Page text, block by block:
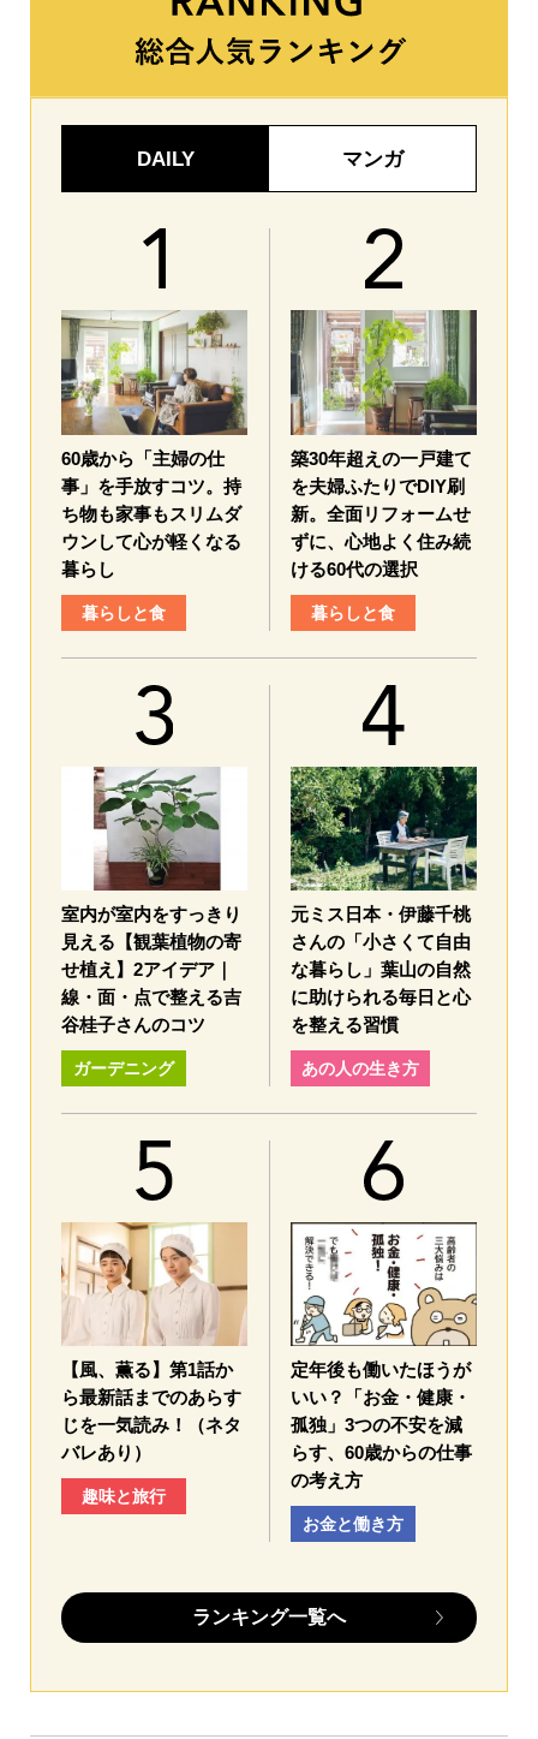
DAILY マンガ
60歳から「主婦の仕
事」を手放すコツ。持
ち物も家事もスリムダ
ウンして心が軽くなる
暮らし
暮らしと食
築30年超えの一戸建て
を夫婦ふたりでDIY刷
新。全面リフォームせ
ずに、心地よく住み続
ける60代の選択
暮らしと食
室内が室内をすっきり
見える【観葉植物の寄
せ植え】2アイデア｜
線・面・点で整える吉
谷桂子さんのコツ
ガーデニング
元ミス日本・伊藤千桃
さんの「小さくて自由
な暮らし」葉山の自然
に助けられる毎日と心
を整える習慣
あの人の生き方
【風、薫る】第1話か
ら最新話までのあらす
じを一気読み！（ネタ
バレあり）
趣味と旅行
定年後も働いたほうが
いい？「お金・健康・
孤独」3つの不安を減
らす、60歳からの仕事
の考え方
お金と働き方
ランキング一覧へ